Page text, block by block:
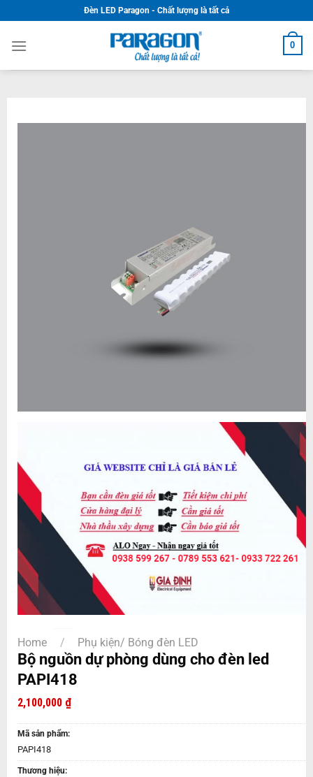
to
content
Đèn LED Paragon - Chất lượng là tất cả
0
Home / Phụ kiện/ Bóng đèn LED
Bộ nguồn dự phòng dùng cho đèn led
PAPI418
2,100,000 ₫
Mã sản phẩm:
PAPI418
Thương hiệu: